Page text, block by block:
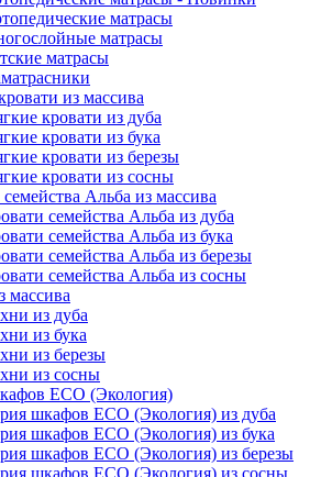
матрасы
матрасы
матрасы
из массива
кровати из дуба
кровати из бука
кровати из березы
кровати из сосны
Альба из массива
семейства Альба из дуба
семейства Альба из бука
семейства Альба из березы
семейства Альба из сосны
массива
из дуба
из бука
из березы
из сосны
ECO (Экология)
шкафов ECO (Экология) из дуба
шкафов ECO (Экология) из бука
шкафов ECO (Экология) из березы
шкафов ECO (Экология) из сосны